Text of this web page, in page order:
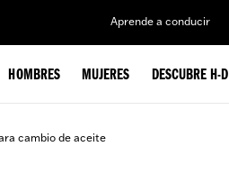
Aprende a conducir
HOMBRES MUJERES DESCUBRE H-D
cambio de aceite